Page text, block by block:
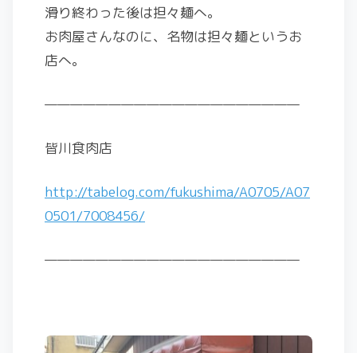
滑り終わった後は担々麺へ。
お肉屋さんなのに、名物は担々麺というお
店へ。
————————————————————
皆川食肉店
http://tabelog.com/fukushima/A0705/A07
0501/7008456/
————————————————————